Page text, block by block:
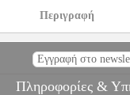
Περιγραφή
MSC.003704
Πληροφορίες &